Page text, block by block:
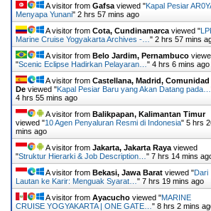
A visitor from Gafsa viewed "Kapal Pesiar
Menyapa Yunani" 2 hrs 57 mins ago
A visitor from Cota, Cundinamarca viewed "
Marine Cruise Yogyakarta Archives -… " 2 hrs 57 mins
A visitor from Belo Jardim, Pernambuco
"Scenic Eclipse Hadirkan Pelayaran… " 4 hrs 6 mins ago
A visitor from Castellana, Madrid, Comunidad
De viewed "Kapal Pesiar Baru yang Akan Datang pada…
4 hrs 55 mins ago
A visitor from Balikpapan, Kalimantan Timur
viewed "10 Agen Penyaluran Resmi di Indonesia" 5 hrs
mins ago
A visitor from Jakarta, Jakarta Raya viewed
"Struktur Hierarki & Job Description… " 7 hrs 14 mins
A visitor from Bekasi, Jawa Barat viewed "Dari
Lautan ke Karir: Menguak Syarat… " 7 hrs 19 mins ago
A visitor from Ayacucho viewed "MARINE
CRUISE YOGYAKARTA | ONE GATE… " 8 hrs 2 mins